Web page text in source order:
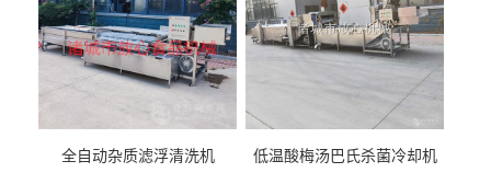
全自动杂质滤浮清洗机 低温酸梅汤巴氏杀菌冷却机